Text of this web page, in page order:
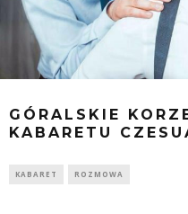
GÓRALSKIE
KABARETU
KABARET ROZMOWA